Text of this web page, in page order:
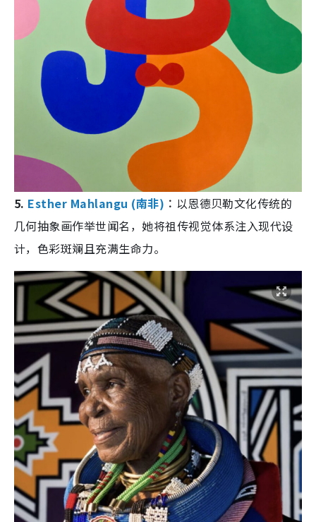
5. Esther Mahlangu (南非) ︰ 以恩德贝勒文化传统的
几何抽象画作举世闻名，她将祖传视觉体系注入现代设
计，色彩斑斓且充满生命力。